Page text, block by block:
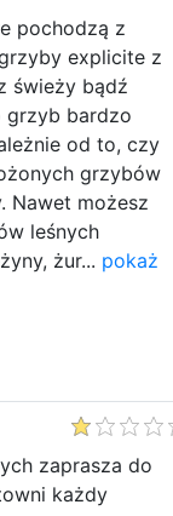
pochodzą z
explicite z
świeży bądź
grzyb bardzo
od to, czy
grzybów
Nawet możesz
leśnych
żur... pokaż
zaprasza do
każdy